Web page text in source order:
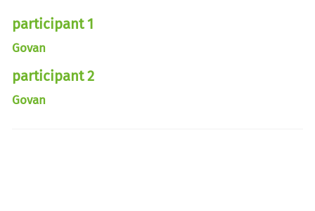
participant 1
Govan
participant 2
Govan